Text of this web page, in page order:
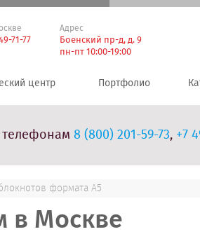
71-77
Адрес
Боенский пр-д, д. 9
пн-пт 10:00-19:00
центр Портфолио
8 (800) 201-59-73, +7
формата А5
в Москве